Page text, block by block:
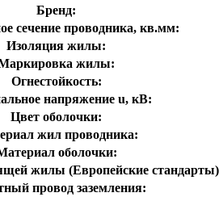
Бренд:
сечение проводника, кв.мм:
Изоляция жилы:
жилы:
Огнестойкость:
напряжение u, кВ:
Цвет оболочки:
жил проводника:
оболочки:
жилы (Европейские
провод заземления: